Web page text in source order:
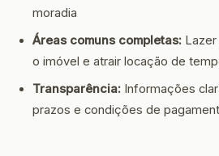
moradia
Áreas comuns completas:
o imóvel e atrair locação de
Transparência: Informações
prazos e condições de